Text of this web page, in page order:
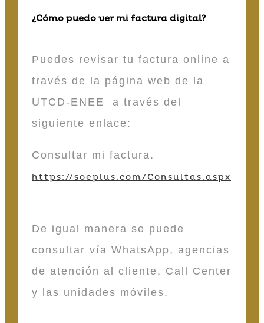
¿Cómo puedo ver mi factura digital?
Puedes revisar tu factura online a
través de la página web de la
UTCD-ENEE a través del
siguiente enlace:
Consultar mi factura.
https://soeplus.com/Consultas.aspx
De igual manera se puede
consultar vía WhatsApp, agencias
de atención al cliente, Call Center
y las unidades móviles.